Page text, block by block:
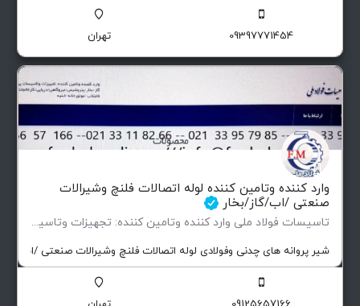
قطعات یدکی توربین رستون TA1750 & 1500 ساخت زیمنس دارای برگ سبز
09397771454
تهران
وارد کننده وتامین کننده لوله اتصالات فلنچ وشیرالات
صنعتی /اب/گاز/بخار
تاسیسات فولاد ملی وارد کننده وتامین کننده: تجهیزات وتاسیسات پروژهای صنعتی صنایع نفتی…
شیر پروانه های چدنی وفولادی لوله اتصالات فلنچ وشیرالات صنعتی /اب/گاز/